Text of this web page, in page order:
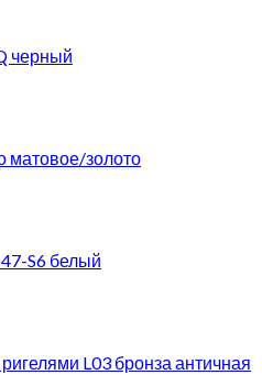
черный
матовое/золото
S6 белый
L03 бронза античная